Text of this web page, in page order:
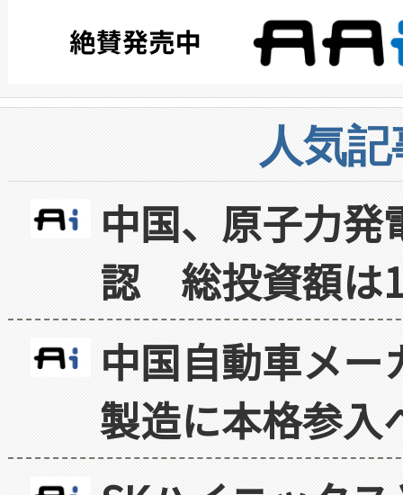
人気
中国、原子力
認 総投資額は
中国自動車メ
製造に本格参入